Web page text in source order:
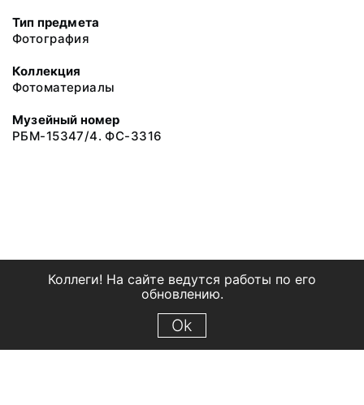
Тип предмета
Фотография
Коллекция
Фотоматериалы
Музейный номер
РБМ-15347/4. ФС-3316
Коллеги! На сайте ведутся работы по его
обновлению.
Ok